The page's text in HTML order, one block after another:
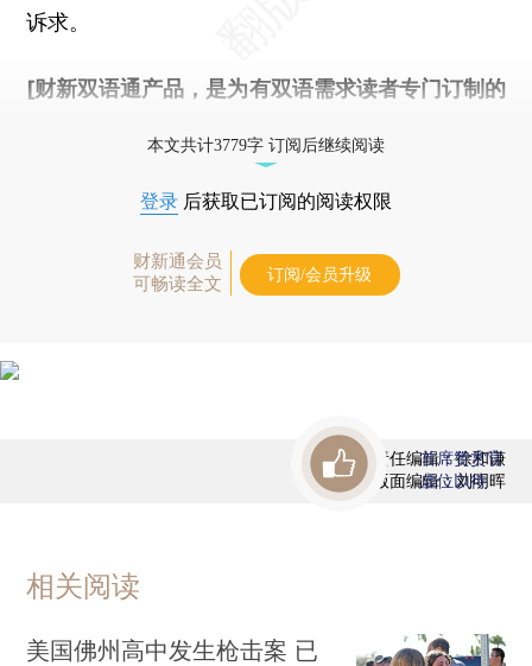
诉求。
[财新双语通产品，是为有双语需求读者专门订制的
本文共计3779字 订阅后继续阅读
登录 后获取已订阅的阅读权限
财新通会员
可畅读全文
订阅/会员升级
责任编辑：徐和谦
版面编辑：刘明晖
首席赞赏官
虚位以待
相关阅读
美国佛州高中发生枪击案 已